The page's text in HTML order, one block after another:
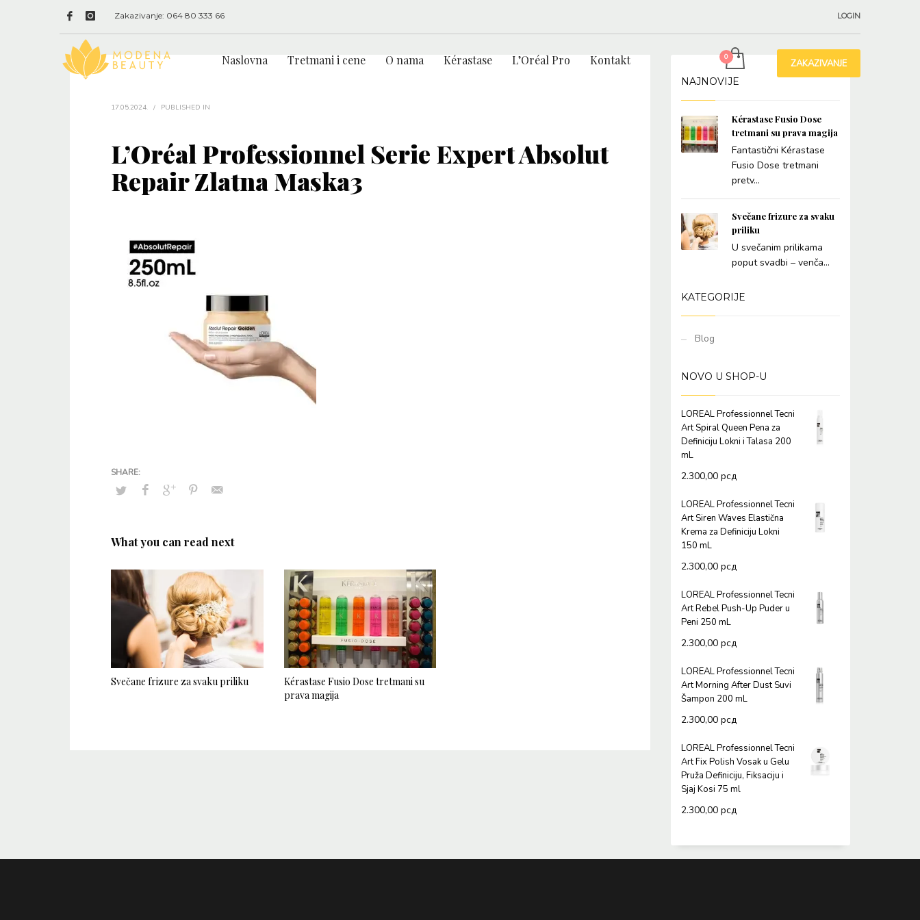
Zakazivanje: 064 80 333 66 LOGIN
Naslovna Tretmani i cene O nama Kérastase L’Oréal Pro Kontakt ZAKAZIVANJE
17.05.2024. / PUBLISHED IN
L’Oréal Professionnel Serie Expert Absolut
Repair Zlatna Maska3
What you can read next
Svečane frizure za svaku priliku
Kérastase Fusio Dose tretmani su
prava magija
NAJNOVIJE
Kérastase Fusio Dose
tretmani su prava magija
Fantastični Kérastase
Fusio Dose tretmani
pretv...
Svečane frizure za svaku
priliku
U svečanim prilikama
poput svadbi – venča...
KATEGORIJE
Blog
NOVO U SHOP-U
LOREAL Professionnel Tecni
Art Spiral Queen Pena za
Definiciju Lokni i Talasa 200
mL
2.300,00 рсд
LOREAL Professionnel Tecni
Art Siren Waves Elastična
Krema za Definiciju Lokni
150 mL
2.300,00 рсд
LOREAL Professionnel Tecni
Art Rebel Push-Up Puder u
Peni 250 mL
2.300,00 рсд
LOREAL Professionnel Tecni
Art Morning After Dust Suvi
Šampon 200 mL
2.300,00 рсд
LOREAL Professionnel Tecni
Art Fix Polish Vosak u Gelu
Pruža Definiciju, Fiksaciju i
Sjaj Kosi 75 ml
2.300,00 рсд